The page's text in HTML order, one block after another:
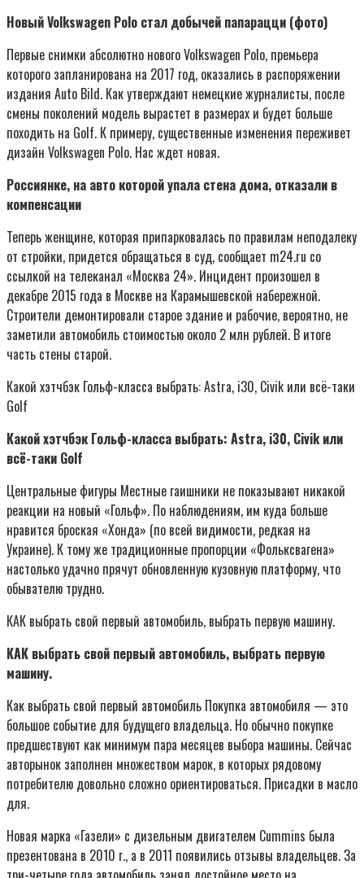
Новый Volkswagen Polo стал добычей папарацци (фото)
Первые снимки абсолютно нового Volkswagen Polo, премьера
которого запланирована на 2017 год, оказались в распоряжении
издания Auto Bild. Как утверждают немецкие журналисты, после
смены поколений модель вырастет в размерах и будет больше
походить на Golf. К примеру, существенные изменения переживет
дизайн Volkswagen Polo. Нас ждет новая.
Россиянке, на авто которой упала стена дома, отказали в
компенсации
Теперь женщине, которая припарковалась по правилам неподалеку
от стройки, придется обращаться в суд, сообщает m24.ru со
ссылкой на телеканал «Москва 24». Инцидент произошел в
декабре 2015 года в Москве на Карамышевской набережной.
Строители демонтировали старое здание и рабочие, вероятно, не
заметили автомобиль стоимостью около 2 млн рублей. В итоге
часть стены старой.
Какой хэтчбэк Гольф-класса выбрать: Astra, i30, Civik или всё-таки
Golf
Какой хэтчбэк Гольф-класса выбрать: Astra, i30, Civik или
всё-таки Golf
Центральные фигуры Местные гаишники не показывают никакой
реакции на новый «Гольф». По наблюдениям, им куда больше
нравится броская «Хонда» (по всей видимости, редкая на
Украине). К тому же традиционные пропорции «Фольксвагена»
настолько удачно прячут обновленную кузовную платформу, что
обывателю трудно.
КАК выбрать свой первый автомобиль, выбрать первую машину.
КАК выбрать свой первый автомобиль, выбрать первую
машину.
Как выбрать свой первый автомобиль Покупка автомобиля — это
большое событие для будущего владельца. Но обычно покупке
предшествуют как минимум пара месяцев выбора машины. Сейчас
авторынок заполнен множеством марок, в которых рядовому
потребителю довольно сложно ориентироваться. Присадки в масло
для.
Новая марка «Газели» с дизельным двигателем Cummins была
презентована в 2010 г., а в 2011 появились отзывы владельцев. За